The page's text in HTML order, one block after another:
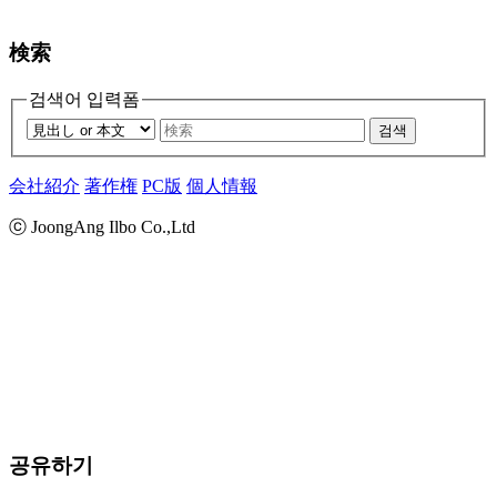
検索
검색어 입력폼
검색
会社紹介 著作権 PC版 個人情報
ⓒ JoongAng Ilbo Co.,Ltd
공유하기